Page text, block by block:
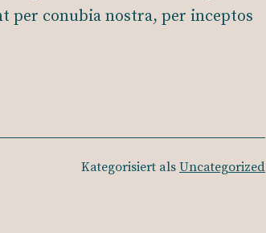
per conubia nostra, per inceptos
Kategorisiert als Uncategorized